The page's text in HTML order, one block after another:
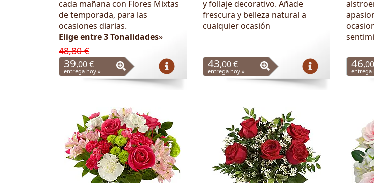
cada mañana con Flores Mixtas
de temporada, para las
ocasiones diarias.
Elige entre 3 Tonalidades»
48,80 €
39,00 €
entrega hoy »
y follaje decorativo. Añade
frescura y belleza natural a
cualquier ocasión
43,00 €
entrega hoy »
46
entrega